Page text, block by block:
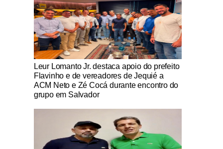
Notícias Católicas
Leur Lomanto Jr. destaca apoio do prefeito
Flavinho e de vereadores de Jequié a
ACM Neto e Zé Cocá durante encontro do
grupo em Salvador